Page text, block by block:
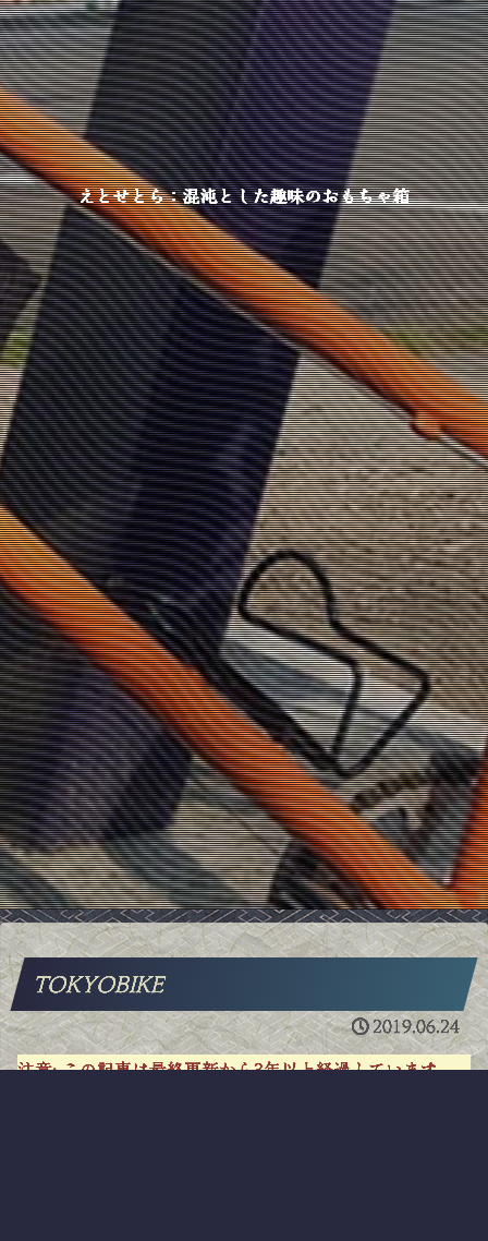
えとせとら：混沌とした趣味のおもちゃ箱
TOKYOBIKE
2019.06.24
注意:この記事は最終更新から3年以上経過しています。